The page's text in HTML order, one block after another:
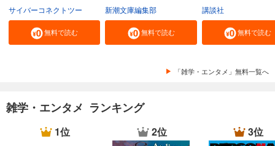
サイバーコネクトツー
無料で読む
新潮文庫編集部
無料で読む
講談社
無料で読む
「雑学・エンタメ」無料一覧へ
雑学・エンタメ ランキング
1位 2位 3位